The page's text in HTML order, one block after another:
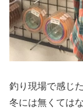
釣り現場で感じ
冬には無くては